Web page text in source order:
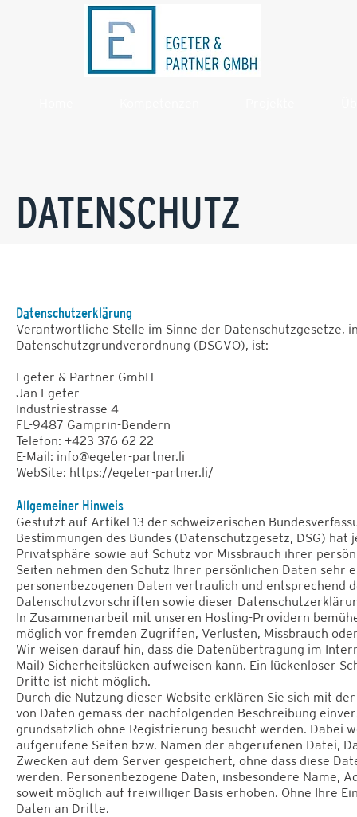
DATENSCHUTZ
Datenschutzerklärung
Verantwortliche Stelle im Sinne der Datenschutzgesetze,
Datenschutzgrundverordnung (DSGVO), ist:
Egeter & Partner GmbH
Jan Egeter
Industriestrasse 4
FL-9487 Gamprin-Bendern
Telefon: +423 376 62 22
E-Mail: info@egeter-partner.li
WebSite: https://egeter-partner.li/
Allgemeiner Hinweis
Gestützt auf Artikel 13 der schweizerischen
Bestimmungen des Bundes (Datenschutzgesetz, DSG)
Privatsphäre sowie auf Schutz vor Missbrauch ihrer
Seiten nehmen den Schutz Ihrer persönlichen Daten sehr
personenbezogenen Daten vertraulich und entsprechend
Datenschutzvorschriften sowie dieser
In Zusammenarbeit mit unseren Hosting-Providern
möglich vor fremden Zugriffen, Verlusten, Missbrauch
Wir weisen darauf hin, dass die Datenübertragung im
Mail) Sicherheitslücken aufweisen kann. Ein lückenloser
Dritte ist nicht möglich.
Durch die Nutzung dieser Website erklären Sie sich mit
von Daten gemäss der nachfolgenden Beschreibung
grundsätzlich ohne Registrierung besucht werden. Dabei
aufgerufene Seiten bzw. Namen der abgerufenen Datei,
Zwecken auf dem Server gespeichert, ohne dass diese
werden. Personenbezogene Daten, insbesondere Name,
soweit möglich auf freiwilliger Basis erhoben. Ohne Ihre
Daten an Dritte.